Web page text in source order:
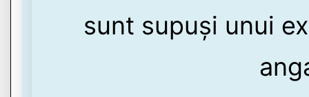
sunt supuși unui